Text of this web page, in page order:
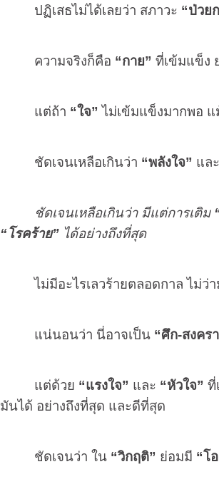
ปฏิเสธไม่ได้เลยว่า สภาวะ “ป่วย
ความจริงก็คือ “กาย” ที่เข้มแข็ง
แต่ถ้า “ใจ” ไม่เข้มแข็งมากพอ แ
ชัดเจนเหลือเกินว่า “พลังใจ” และ
ชัดเจนเหลือเกินว่า มีแต่การเติม
“โรคร้าย” ได้อย่างถึงที่สุด
ไม่มีอะไรเลวร้ายตลอดกาล ไม่
แน่นอนว่า นี่อาจเป็น “ศึก-สงคร
แต่ด้วย “แรงใจ” และ “หัวใจ” ที่
มันได้ อย่างถึงที่สุด และดีที่สุด
ชัดเจนว่า ใน “วิกฤติ” ย่อมมี “โ